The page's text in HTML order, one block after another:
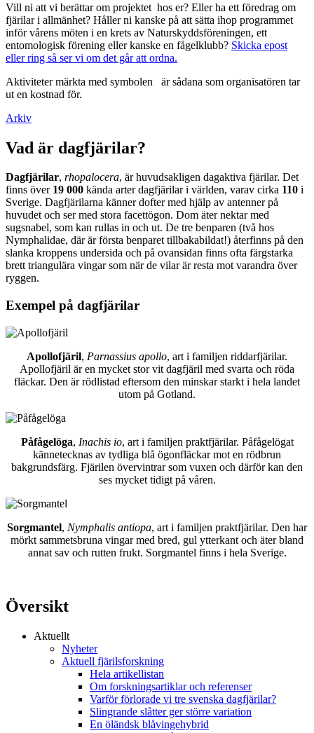
Vill ni att vi berättar om projektet hos er? Eller ha ett föredrag om
fjärilar i allmänhet? Håller ni kanske på att sätta ihop programmet
inför vårens möten i en krets av Naturskyddsföreningen, ett
entomologisk förening eller kanske en fågelklubb? Skicka epost
eller ring så ser vi om det går att ordna.
Aktiviteter märkta med symbolen
är sådana som organisatören tar
ut en kostnad för.
Arkiv
Vad är dagfjärilar?
Dagfjärilar, rhopalocera, är huvudsakligen dagaktiva fjärilar. Det
finns över 19 000 kända arter dagfjärilar i världen, varav cirka 110 i
Sverige. Dagfjärilarna känner dofter med hjälp av antenner på
huvudet och ser med stora facettögon. Dom äter nektar med
sugsnabel, som kan rullas in och ut. De tre benparen (två hos
Nymphalidae, där är första benparet tillbakabildat!) återfinns på den
slanka kroppens undersida och på ovansidan finns ofta färgstarka
brett triangulära vingar som när de vilar är resta mot varandra över
ryggen.
Exempel på dagfjärilar
Apollofjäril, Parnassius apollo, art i familjen riddarfjärilar.
Apollofjäril är en mycket stor vit dagfjäril med svarta och röda
fläckar. Den är rödlistad eftersom den minskar starkt i hela landet
utom på Gotland.
Påfågelöga, Inachis io, art i familjen praktfjärilar. Påfågelögat
kännetecknas av tydliga blå ögonfläckar mot en rödbrun
bakgrundsfärg. Fjärilen övervintrar som vuxen och därför kan den
ses mycket tidigt på våren.
Sorgmantel, Nymphalis antiopa, art i familjen praktfjärilar. Den har
mörkt sammetsbruna vingar med bred, gul ytterkant och äter bland
annat sav och rutten frukt. Sorgmantel finns i hela Sverige.
Översikt
Aktuellt
Nyheter
Aktuell fjärilsforskning
Hela artikellistan
Om forskningsartiklar och referenser
Varför förlorade vi tre svenska dagfjärilar?
Slingrande slåtter ger större variation
En öländsk blåvingehybrid